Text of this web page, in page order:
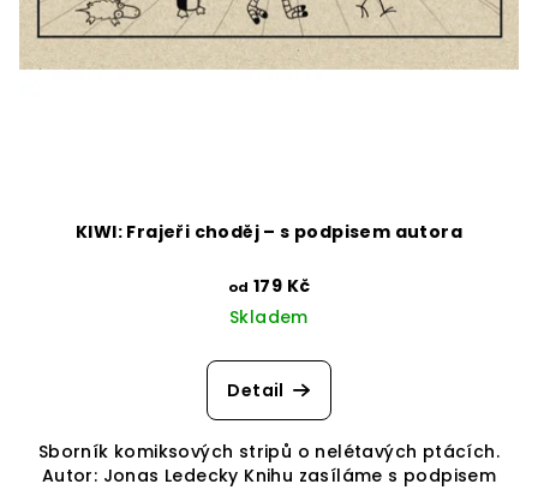
KIWI: Frajeři choděj – s podpisem autora
od 179 Kč
Skladem
Detail
Sborník komiksových stripů o nelétavých ptácích.
Autor: Jonas Ledecky Knihu zasíláme s podpisem